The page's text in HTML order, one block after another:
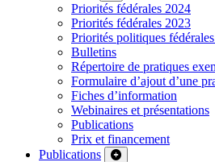
Priorités fédérales 2024
Priorités fédérales 2023
Priorités politiques
Bulletins
Répertoire de pratiques
Formulaire d’ajout d’une
Fiches d’information
Webinaires et présentations
Publications
Prix et financement
Publications